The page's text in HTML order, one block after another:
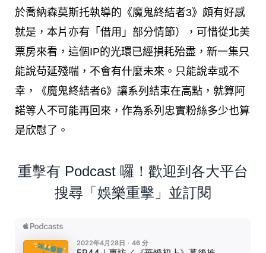
於喬納森莫斯托執導的《魔鬼終結者3》頗有好感
就是，本片亦有「借用」部分情節），可惜從北美
票房來看，這個IP的光環已經損耗殆盡，新一集只
能說苟延殘喘，不會有什麼未來。只能說幸或不
幸，《魔鬼終結者6》讓系列結束在高點，就算阿
諾等人不可能再回來，作為系列忠實粉絲多少也算
是欣慰了。
重擊有 Podcast 囉！歡迎到各大平台
搜尋「娛樂重擊」並訂閱